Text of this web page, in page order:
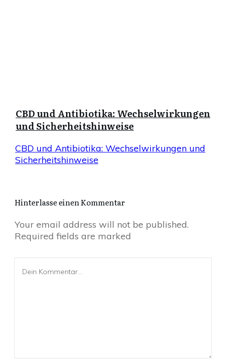
CBD und Antibiotika: Wechselwirkungen
und Sicherheitshinweise
CBD und Antibiotika: Wechselwirkungen und
Sicherheitshinweise
Hinterlasse einen Kommentar
Your email address will not be published.
Required fields are marked